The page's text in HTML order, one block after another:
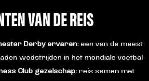
VAN DE REIS
Derby ervaren: een van de meest
wedstrijden in het mondiale voetbal
Club gezelschap: reis samen met